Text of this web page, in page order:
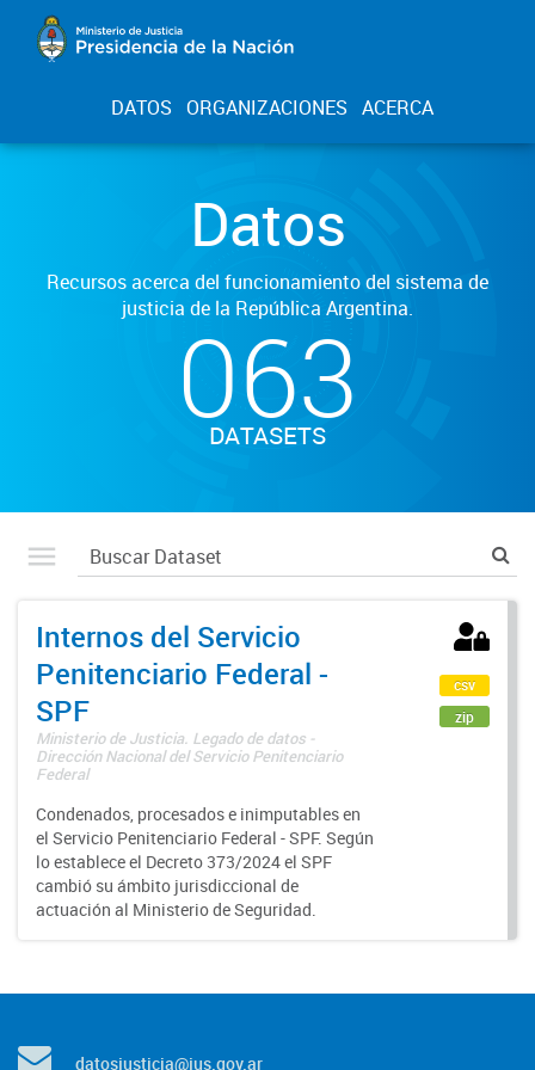
DATOS ORGANIZACIONES ACERCA
Datos
Recursos acerca del funcionamiento del sistema de
justicia de la República Argentina.
063
DATASETS
Internos del Servicio
Penitenciario Federal -
SPF
Ministerio de Justicia. Legado de datos -
Dirección Nacional del Servicio Penitenciario
Federal
Condenados, procesados e inimputables en
el Servicio Penitenciario Federal - SPF. Según
lo establece el Decreto 373/2024 el SPF
cambió su ámbito jurisdiccional de
actuación al Ministerio de Seguridad.
csv
zip
datosjusticia@jus.gov.ar